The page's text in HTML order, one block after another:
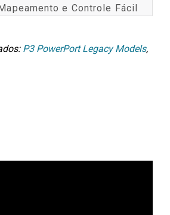
e Controle Fácil
P3 PowerPort Legacy Models,